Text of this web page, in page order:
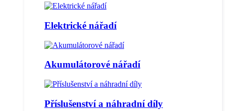
Elektrické nářadí
Akumulátorové nářadí
Příslušenství a náhradní díly